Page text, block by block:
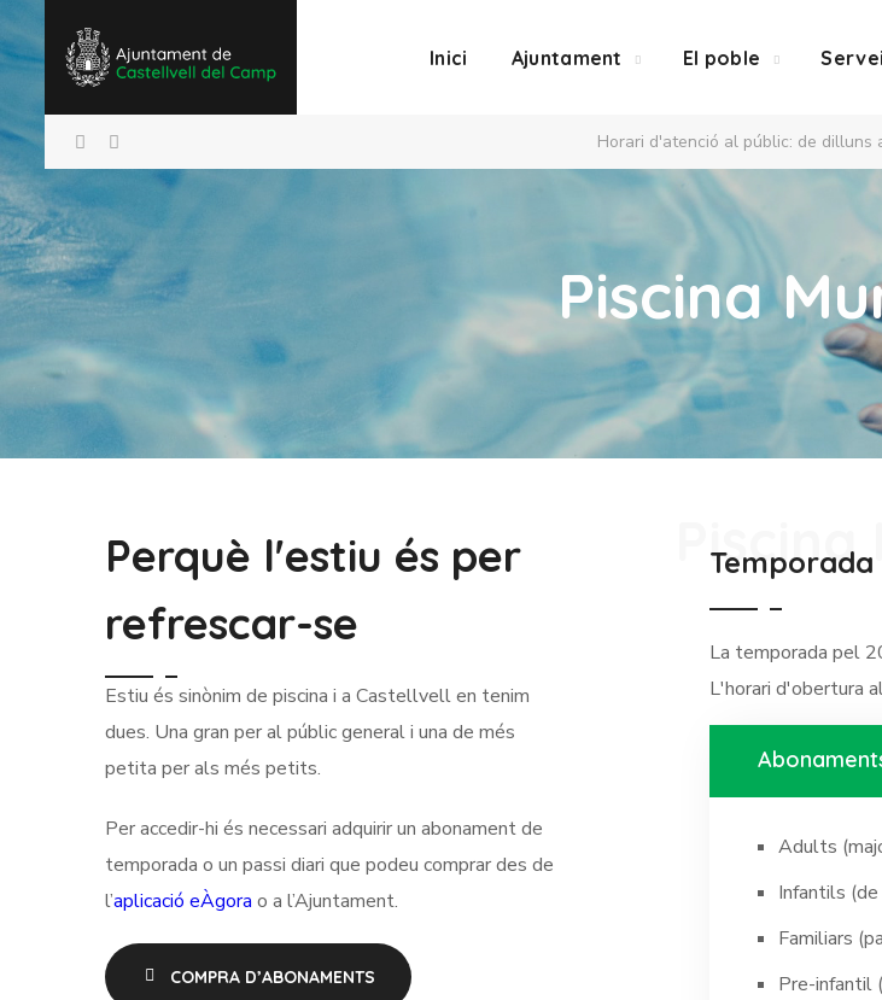
Inici Ajuntament El poble
Horari d'atenció al públic: de dilluns
Piscina
Perquè l'estiu és per
refrescar-se
Estiu és sinònim de piscina i a Castellvell en tenim
dues. Una gran per al públic general i una de més
petita per als més petits.
Per accedir-hi és necessari adquirir un abonament de
temporada o un passi diari que podeu comprar des de
l’aplicació eÀgora o a l’Ajuntament.
COMPRA D’ABONAMENTS
La temporada pel
L'horari d'obertura
Adults
Infantils
Familiars
Pre-infantil